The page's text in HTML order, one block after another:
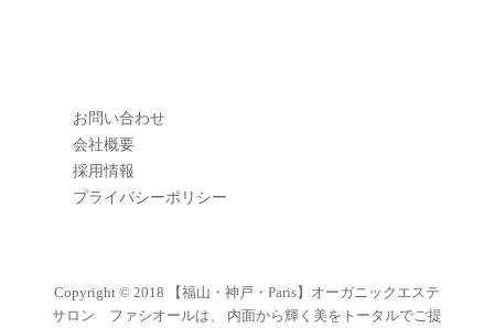
お問い合わせ
会社概要
採用情報
プライバシーポリシー
Copyright © 2018
【福山・神戸・Paris】オーガニックエステ
サロン ファシオールは、 内面から輝く美をトータルでご提